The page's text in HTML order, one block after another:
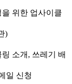
위한 업사이클
)
소개, 쓰레기 배
일 신청